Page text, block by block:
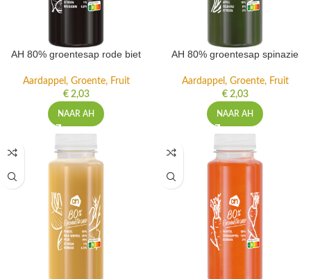
AH 80% groentesap rode biet
Aardappel, Groente, Fruit
€2,03
NAAR AH
AH 80% groentesap spinazie
Aardappel, Groente, Fruit
€2,03
NAAR AH